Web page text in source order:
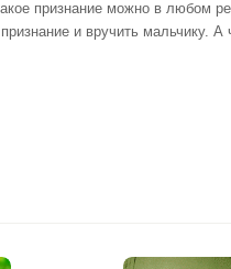
можно в любом
и вручить мальчику.